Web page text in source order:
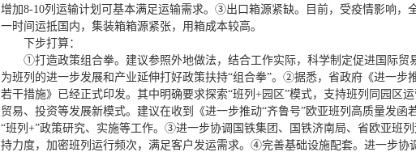
增加8-10列运输计划可基本满足运输需求。③出口箱源紧缺。目前，受疫情影响，
一时间运抵国内，集装箱箱源紧张，用箱成本较高。
下步打算：
①打造政策组合拳。建议参照外地做法，结合工作实际，科学制定促进国际贸
为班列的进一步发展和产业延伸打好政策扶持“组合拳”。②据悉，省政府《进一步
若干措施》已经正式印发。其中明确要求探索“班列+园区”模式，支持班列同园区
贸易、投资等发展新模式。建议在收到《进一步推动“齐鲁号”欧亚班列高质量发函
“班列+”政策研究、实施等工作。③进一步协调国铁集团、国铁济南局、省欧亚班
持力度，加密班列运行频次，满足客户发运需求。④完善基础设施配套。进一步协